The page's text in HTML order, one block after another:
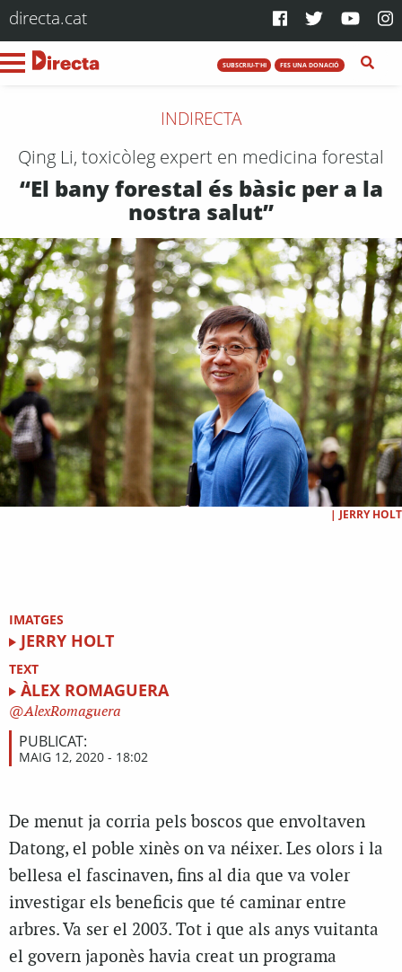
directa.cat
SUBSCRIU-T'HI FES UNA DONACIÓ
INDIRECTA
Qing Li, toxicòleg expert en medicina forestal
“El bany forestal és bàsic per a la
nostra salut”
| JERRY HOLT
IMATGES
JERRY HOLT
TEXT
ÀLEX ROMAGUERA
AlexRomaguera
PUBLICAT:
MAIG 12, 2020 - 18:02
De menut ja corria pels boscos que envoltaven
Datong, el poble xinès on va néixer. Les olors i la
bellesa el fascinaven, fins al dia que va voler
investigar els beneficis que té caminar entre
arbres. Va ser el 2003. Tot i que als anys vuitanta
el govern japonès havia creat un programa